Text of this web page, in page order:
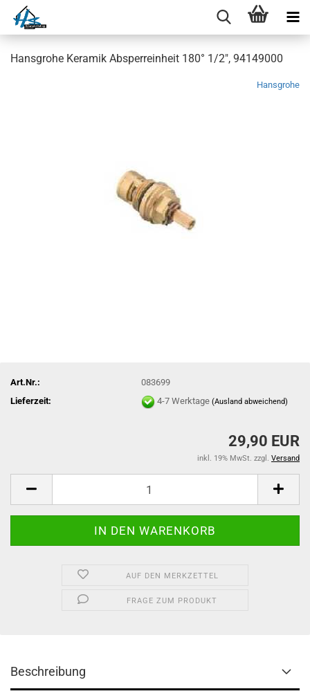
Hansgrohe Keramik Absperreinheit 180° 1/2", 94149000
Hansgrohe
Art.Nr.:
083699
Lieferzeit:
4-7 Werktage(Ausland abweichend)
29,90 EUR
inkl. 19% MwSt. zzgl. Versand
AUF DEN MERKZETTEL
FRAGE ZUM PRODUKT
Beschreibung